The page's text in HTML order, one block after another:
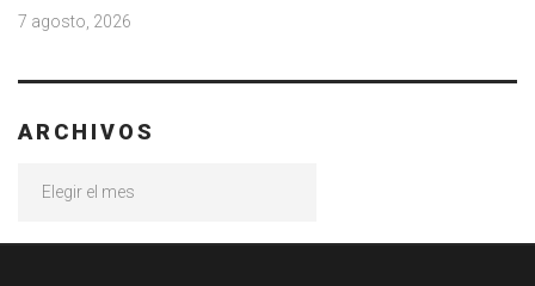
7 agosto, 2026
ARCHIVOS